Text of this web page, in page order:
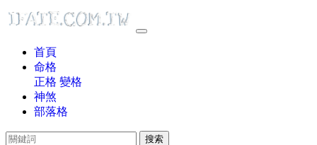
首頁
命格
正格 變格
神煞
部落格
搜索